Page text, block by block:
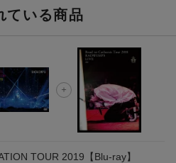
ている商品
TOUR 2019【Blu-ray】